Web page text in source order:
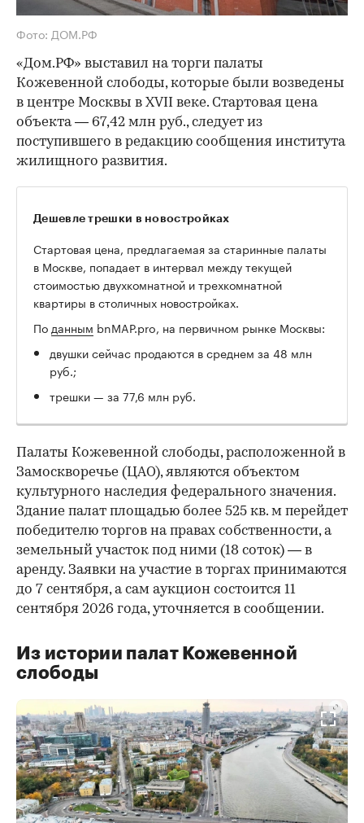
Фото: ДОМ.РФ
«Дом.РФ» выставил на торги палаты
Кожевенной слободы, которые были возведены
в центре Москвы в XVII веке. Стартовая цена
объекта — 67,42 млн руб., следует из
поступившего в редакцию сообщения института
жилищного развития.
Дешевле трешки в новостройках
Стартовая цена, предлагаемая за старинные палаты
в Москве, попадает в интервал между текущей
стоимостью двухкомнатной и трехкомнатной
квартиры в столичных новостройках.
По данным bnMAP.pro, на первичном рынке Москвы:
двушки сейчас продаются в среднем за 48 млн
руб.;
трешки — за 77,6 млн руб.
Палаты Кожевенной слободы, расположенной в
Замоскворечье (ЦАО), являются объектом
культурного наследия федерального значения.
Здание палат площадью более 525 кв. м перейдет
победителю торгов на правах собственности, а
земельный участок под ними (18 соток) — в
аренду. Заявки на участие в торгах принимаются
до 7 сентября, а сам аукцион состоится 11
сентября 2026 года, уточняется в сообщении.
00:00 / 00:00
Из истории палат Кожевенной
слободы